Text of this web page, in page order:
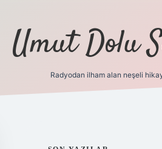
Umut Dolu
Radyodan ilham alan neşeli